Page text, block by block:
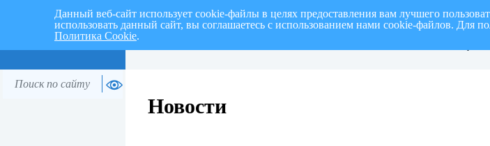
Перспективный план работ на I полугодие 2026
СПИСОК членов
Новости
Данный веб-сайт использует cookie-файлы в целях предоставления вам лучшего
использовать данный сайт, вы соглашаетесь с использованием нами cookie-файлов. Для
Политика Cookie.